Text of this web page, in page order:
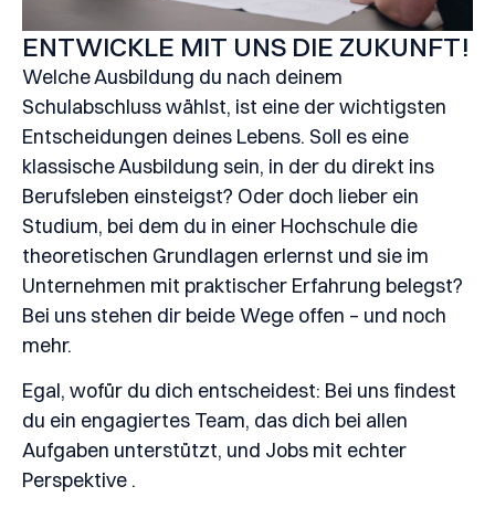
ENTWICKLE MIT UNS DIE ZUKUNFT!
Welche Ausbildung du nach deinem
Schulabschluss wählst, ist eine der wichtigsten
Entscheidungen deines Lebens. Soll es eine
klassische Ausbildung sein, in der du direkt ins
Berufsleben einsteigst? Oder doch lieber ein
Studium, bei dem du in einer Hochschule die
theoretischen Grundlagen erlernst und sie im
Unternehmen mit praktischer Erfahrung belegst?
Bei uns stehen dir beide Wege offen – und noch
mehr.
Egal, wofür du dich entscheidest: Bei uns findest
du ein engagiertes Team, das dich bei allen
Aufgaben unterstützt, und Jobs mit echter
Perspektive .